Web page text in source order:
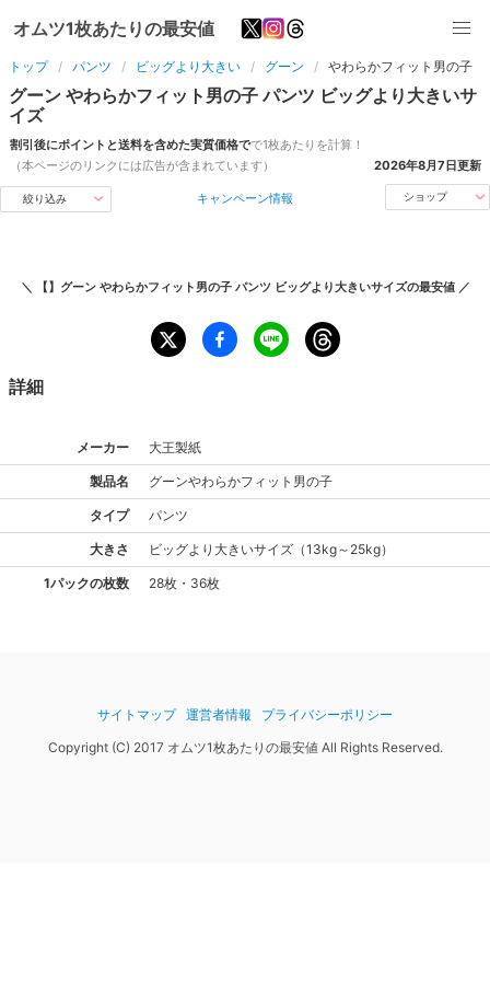
オムツ1枚あたりの最安値
トップ パンツ ビッグより大きい グーン やわらかフィット男の子
グーン やわらかフィット男の子 パンツ ビッグより大きいサ
イズ
割引後にポイントと送料を含めた実質価格でで1枚あたりを計算！
（本ページのリンクには広告が含まれています）
2026年8月7日更新
絞り込み キャンペーン情報 ショップ
＼ 【】グーン やわらかフィット男の子 パンツ ビッグより大きいサイズの最安値 ／
詳細
メーカー 大王製紙
製品名 グーンやわらかフィット男の子
タイプ パンツ
大きさ ビッグより大きいサイズ （13kg～25kg）
1パックの枚数 28枚・36枚
サイトマップ 運営者情報
プライバシーポリシー
Copyright (C) 2017 オムツ1枚あたりの最安値 All Rights Reserved.